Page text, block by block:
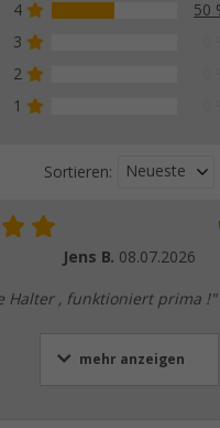
4
50
3
2
1
Sortieren: Neueste
Jens B. 08.07.2026
Halter , funktioniert prima !"
mehr anzeigen